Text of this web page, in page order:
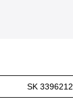
SK 3396212